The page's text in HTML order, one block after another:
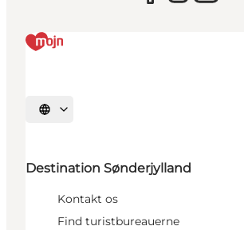
Vælg sprog
Destination Sønderjylland
Kontakt os
Find turistbureauerne